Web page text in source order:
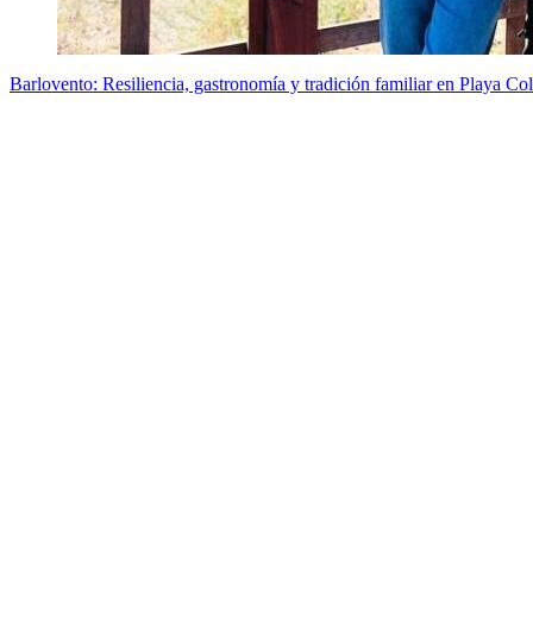
Barlovento: Resiliencia, gastronomía y tradición familiar en Playa